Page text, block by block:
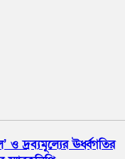
ও দ্রব্যমূল্যের ঊর্ধ্বগতির